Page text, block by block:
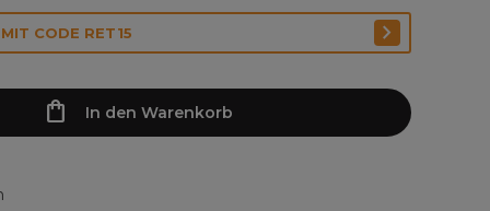
CODE RET15
In den Warenkorb